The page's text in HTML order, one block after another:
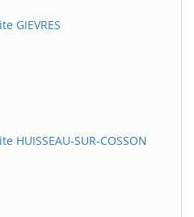
GIEVRES
HUISSEAU-SUR-COSSON